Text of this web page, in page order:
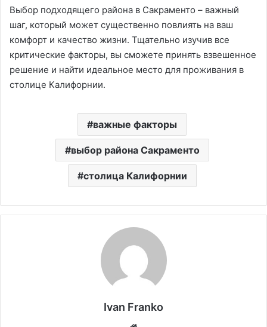
Выбор подходящего района в Сакраменто – важный
шаг, который может существенно повлиять на ваш
комфорт и качество жизни. Тщательно изучив все
критические факторы, вы сможете принять взвешенное
решение и найти идеальное место для проживания в
столице Калифорнии.
важные факторы
выбор района Сакраменто
столица Калифорнии
Ivan Franko